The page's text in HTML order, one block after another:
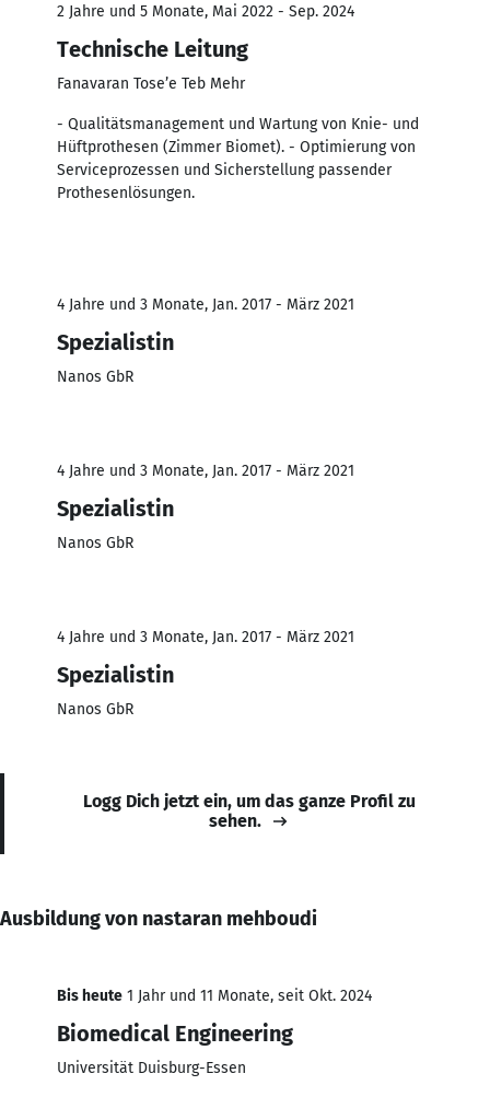
2 Jahre und 5 Monate, Mai 2022 - Sep. 2024
Technische Leitung
Fanavaran Tose’e Teb Mehr
- Qualitätsmanagement und Wartung von Knie- und
Hüftprothesen (Zimmer Biomet). - Optimierung von
Serviceprozessen und Sicherstellung passender
Prothesenlösungen.
4 Jahre und 3 Monate, Jan. 2017 - März 2021
Spezialistin
Nanos GbR
4 Jahre und 3 Monate, Jan. 2017 - März 2021
Spezialistin
Nanos GbR
4 Jahre und 3 Monate, Jan. 2017 - März 2021
Spezialistin
Nanos GbR
Logg Dich jetzt ein, um das ganze Profil zu
sehen.
Ausbildung von nastaran mehboudi
Bis heute 1 Jahr und 11 Monate, seit Okt. 2024
Biomedical Engineering
Universität Duisburg-Essen